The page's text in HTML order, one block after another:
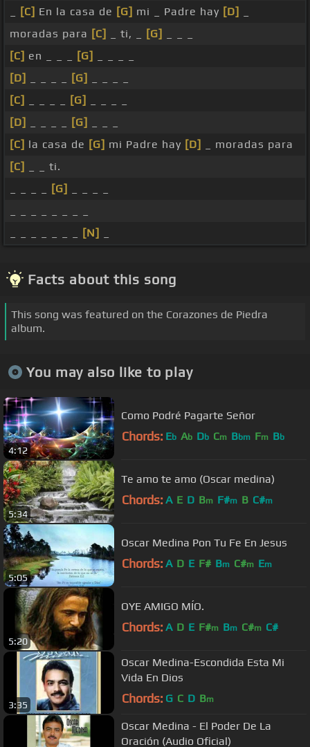
[C] En la casa de [G] mi _ Padre hay [D]
moradas para [C] _ ti, _ [G]
[C] en _ _ _ [G]
[D]
[G]
[C]
[G]
[D]
[G]
[C] la casa de [G] mi Padre hay [D]
_ moradas para
[C]
_ _ ti.
[G]
[N]
Facts about this song
This song was featured on the Corazones de Piedra
album.
You may also like to play
4:12
Como Podré Pagarte Señor
Chords: Eb Ab Db Cm Bbm Fm Bb
5:34
Te amo te amo (Oscar medina)
Chords: A E D Bm F#m B C#m
5:05
Oscar Medina Pon Tu Fe En Jesus
Chords: A D E F# Bm C#m Em
5:20
OYE AMIGO MÍO.
Chords: A D E F#m Bm C#m C#
3:35
Oscar Medina-Escondida Esta Mi
Vida En Dios
Chords: G C D Bm
Oscar Medina - El Poder De La
Oración (Audio Oficial)